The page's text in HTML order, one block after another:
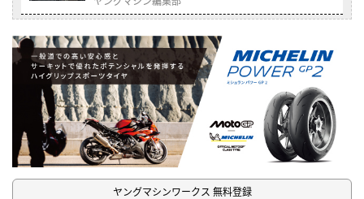
ヤングマシンワークス 無料登録